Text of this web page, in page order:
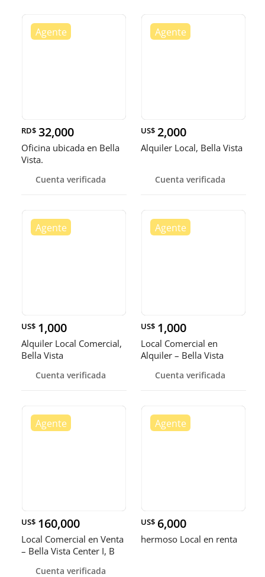
RD$ 32,000
Oficina ubicada en Bella
Vista.
Cuenta verificada
US$ 2,000
Alquiler Local, Bella Vista
Cuenta verificada
US$ 1,000
Alquiler Local Comercial,
Bella Vista
Cuenta verificada
US$ 1,000
Local Comercial en
Alquiler – Bella Vista
Cuenta verificada
US$ 160,000
Local Comercial en Venta
– Bella Vista Center I, B
Cuenta verificada
US$ 6,000
hermoso Local en renta